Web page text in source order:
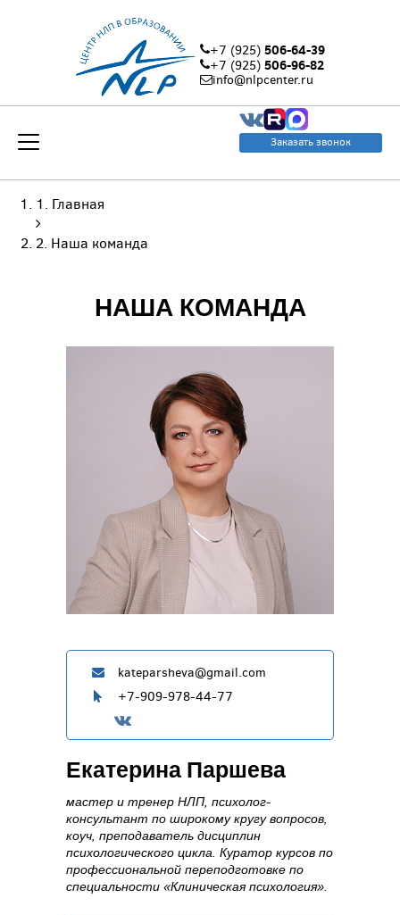
+7 (925) 506-64-39
+7 (925) 506-96-82
info@nlpcenter.ru
Заказать звонок
Главная
Наша команда
НАША КОМАНДА
kateparsheva@gmail.com
+7-909-978-44-77
Екатерина Паршева
мастер и тренер НЛП, психолог-
консультант по широкому кругу вопросов,
коуч, преподаватель дисциплин
психологического цикла. Куратор курсов по
профессиональной переподготовке по
специальности «Клиническая психология».